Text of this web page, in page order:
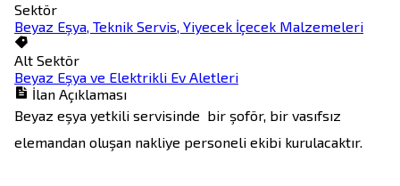
Sektör
Beyaz Eşya, Teknik Servis, Yiyecek İçecek Malzemeleri
Alt Sektör
Beyaz Eşya ve Elektrikli Ev Aletleri
İlan Açıklaması
Beyaz eşya yetkili servisinde  bir şoför, bir vasıfsız
elemandan oluşan nakliye personeli ekibi kurulacaktır.